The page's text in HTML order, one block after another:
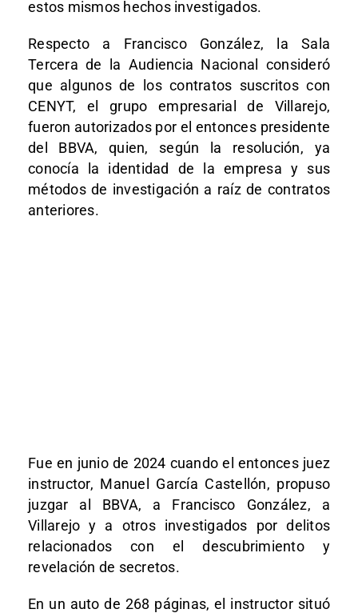
estos mismos hechos investigados.
Respecto a Francisco González, la Sala
Tercera de la Audiencia Nacional consideró
que algunos de los contratos suscritos con
CENYT, el grupo empresarial de Villarejo,
fueron autorizados por el entonces presidente
del BBVA, quien, según la resolución, ya
conocía la identidad de la empresa y sus
métodos de investigación a raíz de contratos
anteriores.
Fue en junio de 2024 cuando el entonces juez
instructor, Manuel García Castellón, propuso
juzgar al BBVA, a Francisco González, a
Villarejo y a otros investigados por delitos
relacionados con el descubrimiento y
revelación de secretos.
En un auto de 268 páginas, el instructor situó